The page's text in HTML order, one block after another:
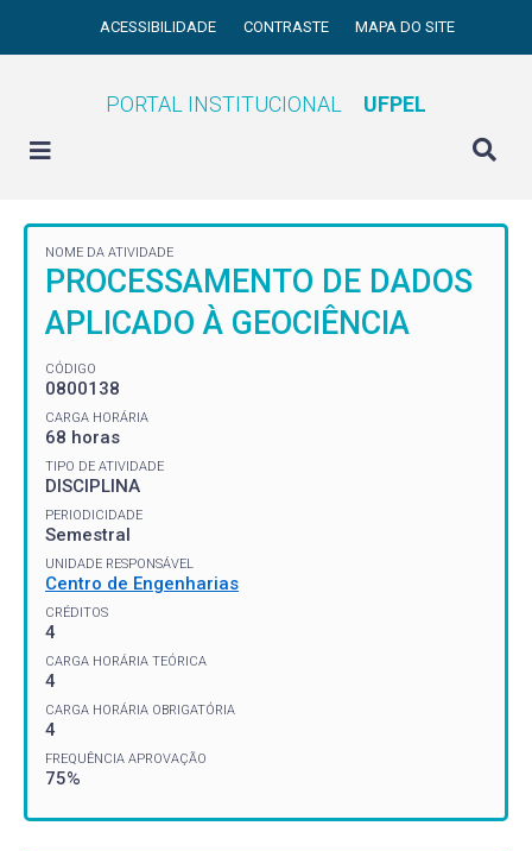
ACESSIBILIDADE CONTRASTE MAPA DO SITE
PORTAL INSTITUCIONAL UFPEL
NOME DA ATIVIDADE
PROCESSAMENTO DE DADOS
APLICADO À GEOCIÊNCIA
CÓDIGO
0800138
CARGA HORÁRIA
68 horas
TIPO DE ATIVIDADE
DISCIPLINA
PERIODICIDADE
Semestral
UNIDADE RESPONSÁVEL
Centro de Engenharias
CRÉDITOS
4
CARGA HORÁRIA TEÓRICA
4
CARGA HORÁRIA OBRIGATÓRIA
4
FREQUÊNCIA APROVAÇÃO
75%